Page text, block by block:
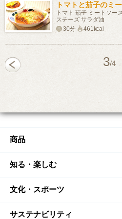
トマトと茄子のミ
トマト 茄子 ミートソー
スチーズ サラダ油
30分
461kcal
3/4
商品
商品TOP
商品一覧
商品発売情報
知る・楽しむ
知る・楽しむTOP
キャンペーン
文化・スポーツ
文化・スポーツTOP
サステナビリティ